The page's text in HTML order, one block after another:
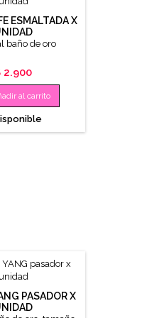
ESMALTADA X
baño de oro
2.900
al carrito
PASADOR X